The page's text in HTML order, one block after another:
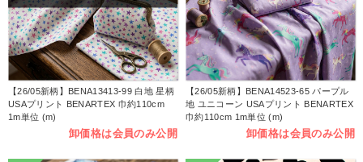
【26/05新柄】BENA13413-99 白地 星柄
USAプリント BENARTEX 巾約110cm
1m単位 (m)
卸価格は会員のみ公開
【26/05新柄】BENA14523-65 パープル
地 ユニコーン USAプリント BENARTEX
巾約110cm 1m単位 (m)
卸価格は会員のみ公開